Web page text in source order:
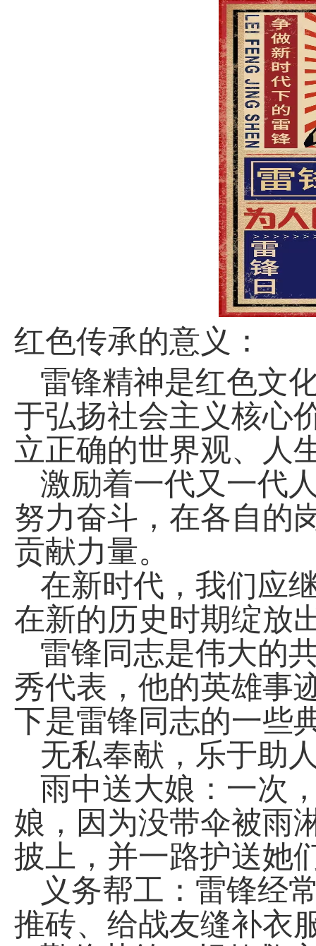
红色传承的意义 ：
雷锋精神是红色文
于弘扬社会主义核心
立正确的世界观、人
激励着一代又一代
努力奋斗，在各自的
贡献力量。
在新时代，我们应
在新的历史时期绽放
雷锋同志是伟大的
秀代表，他的英雄事
下是雷锋同志的一些
无私奉献，乐于助
雨中送大娘：一次
娘，因为没带伞被雨
披上，并一路护送她
义务帮工：雷锋经
推砖、给战友缝补衣